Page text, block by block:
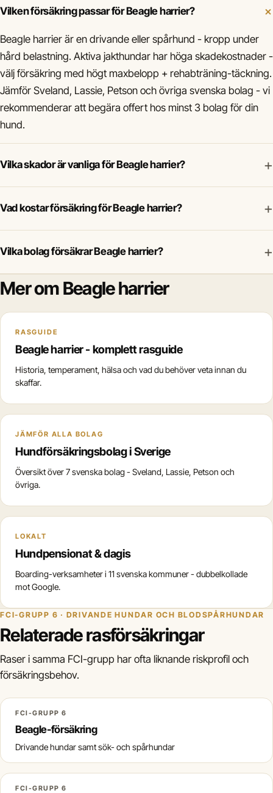
Vilken försäkring passar för Beagle harrier?
Beagle harrier är en drivande eller spårhund - kropp under
hård belastning. Aktiva jakthundar har höga skadekostnader -
välj försäkring med högt maxbelopp + rehabträning-täckning.
Jämför Sveland, Lassie, Petson och övriga svenska bolag - vi
rekommenderar att begära offert hos minst 3 bolag för din
hund.
Vilka skador är vanliga för Beagle harrier? +
Vad kostar försäkring för Beagle harrier? +
Vilka bolag försäkrar Beagle harrier? +
Mer om Beagle harrier
RASGUIDE
Beagle harrier - komplett rasguide
Historia, temperament, hälsa och vad du behöver veta innan du
skaffar.
JÄMFÖR ALLA BOLAG
Hundförsäkringsbolag i Sverige
Översikt över 7 svenska bolag - Sveland, Lassie, Petson och
övriga.
LOKALT
Hundpensionat & dagis
Boarding-verksamheter i 11 svenska kommuner - dubbelkollade
mot Google.
FCI-GRUPP 6 · DRIVANDE HUNDAR OCH BLODSPÅRHUNDAR
Relaterade rasförsäkringar
Raser i samma FCI-grupp har ofta liknande riskprofil och
försäkringsbehov.
FCI-GRUPP 6
Beagle-försäkring
Drivande hundar samt sök- och spårhundar
FCI-GRUPP 6